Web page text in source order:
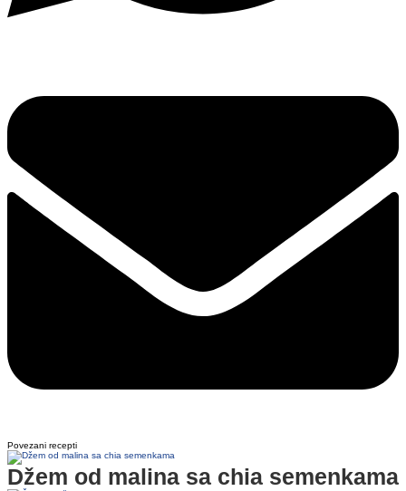
Povezani recepti
Džem od malina sa chia semenkama